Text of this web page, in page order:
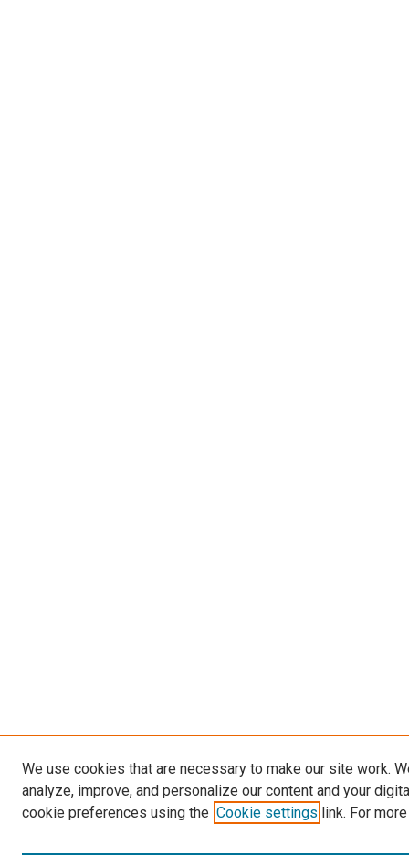
We use cookies that are necessary to make our site work.
analyze, improve, and personalize our content and your
cookie preferences using the Cookie settings link. For